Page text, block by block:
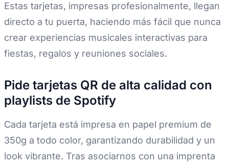
Estas tarjetas, impresas profesionalmente, llegan
directo a tu puerta, haciendo más fácil que nunca
crear experiencias musicales interactivas para
fiestas, regalos y reuniones sociales.
Pide tarjetas QR de alta calidad con
playlists de Spotify
Cada tarjeta está impresa en papel premium de
350g a todo color, garantizando durabilidad y un
look vibrante. Tras asociarnos con una imprenta